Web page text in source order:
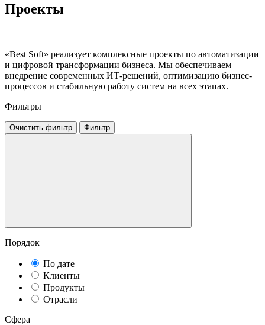
Проекты
«Best Soft» реализует комплексные проекты по автоматизации
и цифровой трансформации бизнеса. Мы обеспечиваем
внедрение современных ИТ-решений, оптимизацию бизнес-
процессов и стабильную работу систем на всех этапах.
Фильтры
Очистить фильтр Фильтр
Порядок
По дате
Клиенты
Продукты
Отрасли
Сфера